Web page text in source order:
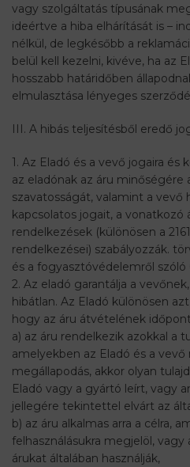
vagy szolgáltatás típusának
ideértve a hiba elhárítását is –
nélkül, de legkésőbb a
belül kell kezelni, kivéve, ha az
hosszabb határidőben
elmulasztása lényeges
III. A hibás teljesítésből eredő
1. Az Eladó és a vevő jogaira
az eladónak az áru minőségére
szavatosságát, valamint a vevő
kapcsolatos jogait, a vonatkozó
rendelkezések (különösen a
rendelkezései) szabályozzák.
és a fogyasztóvédelemről szóló
2. Az eladó garantálja a
hibátlan. Az Eladó különösen
hogy az áru átvételének
a) az áru rendelkezik azokkal a
amelyekben az Eladó és a
megállapodás, akkor olyan
Eladó vagy a gyártó leírt, vagy
jellegére tekintettel elvárt az
b) az áru alkalmas arra a célra,
felhasználásukra megjelöl,
árukat általában használják,